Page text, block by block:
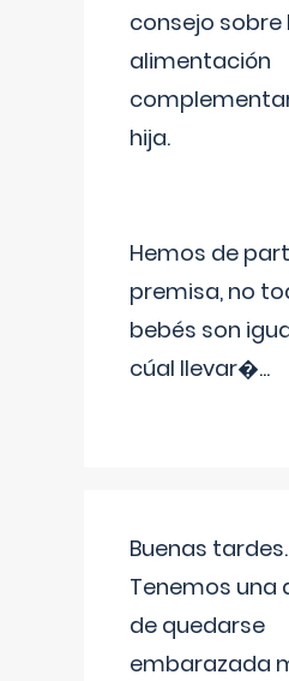
consejo sobre
alimentación
hija.
Hemos de
premisa, no
bebés son
cúal llevar�...
Buenas tardes.
Tenemos una
de quedarse
embarazada